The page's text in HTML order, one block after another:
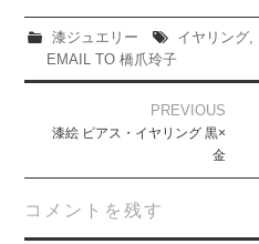
漆ジュエリー イヤリング,
EMAIL TO 橋爪玲子
navigation
PREVIOUS
漆絵 ピアス・イヤリング 黒×
金
コメントを残す